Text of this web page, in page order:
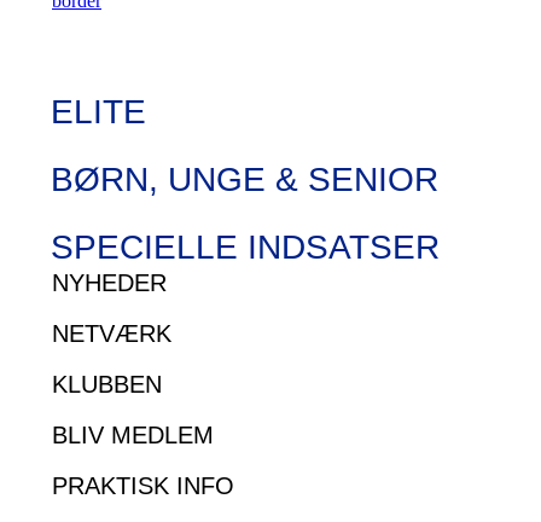
ELITE
BØRN, UNGE & SENIOR
SPECIELLE INDSATSER
NYHEDER
NETVÆRK
KLUBBEN
BLIV MEDLEM
PRAKTISK INFO